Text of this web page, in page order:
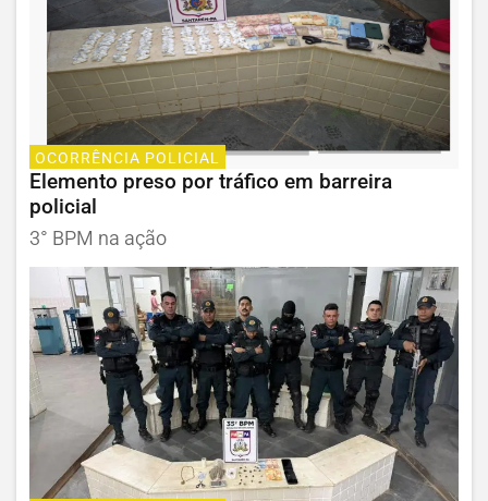
OCORRÊNCIA POLICIAL
Elemento preso por tráfico em barreira
policial
3° BPM na ação